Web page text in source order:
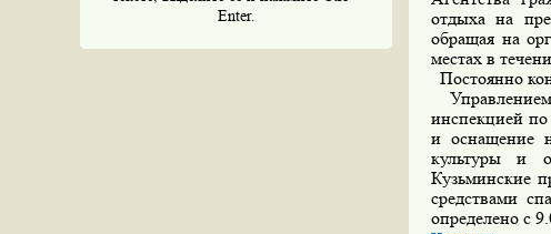
Enter.
отдыха на
обращая на
местах в
Постоянно
инспекцией по
и оснащение
культуры и
Кузьминские
средствами
определено с